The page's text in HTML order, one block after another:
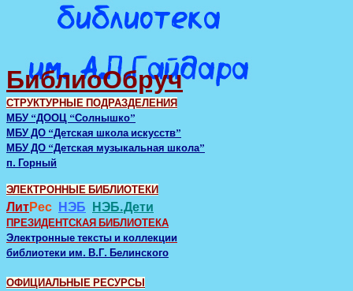
БиблиоОбруч
СТРУКТУРНЫЕ ПОДРАЗДЕЛЕНИЯ
МБУ “ДООЦ “Солнышко”
МБУ ДО “Детская школа искусств”
МБУ ДО “Детская музыкальная школа”
п. Горный
ЭЛЕКТРОННЫЕ БИБЛИОТЕКИ
ЛитРес НЭБ НЭБ.Дети
ПРЕЗИДЕНТСКАЯ БИБЛИОТЕКА
Электронные тексты и коллекции
библиотеки им. В.Г. Белинского
ОФИЦИАЛЬНЫЕ РЕСУРСЫ